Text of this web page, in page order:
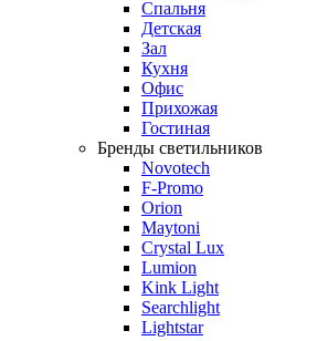
Спальня
Детская
Зал
Кухня
Офис
Прихожая
Гостиная
Бренды светильников
Novotech
F-Promo
Orion
Maytoni
Crystal Lux
Lumion
Kink Light
Searchlight
Lightstar